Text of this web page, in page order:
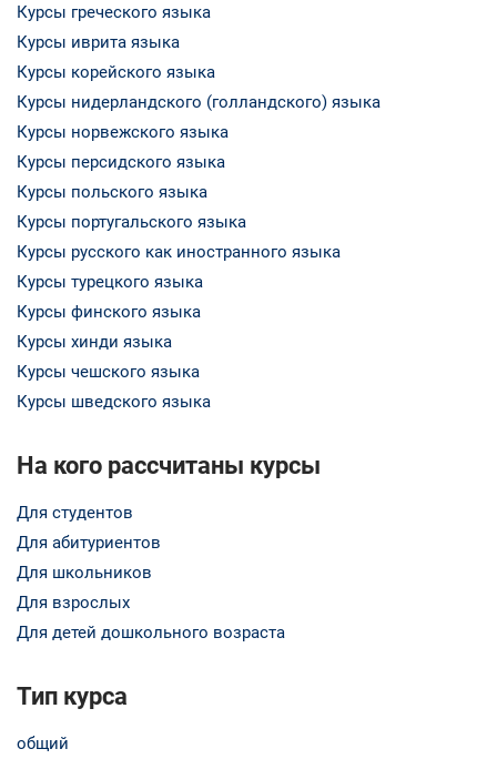
Курсы греческого языка
Курсы иврита языка
Курсы корейского языка
Курсы нидерландского (голландского) языка
Курсы норвежского языка
Курсы персидского языка
Курсы польского языка
Курсы португальского языка
Курсы русского как иностранного языка
Курсы турецкого языка
Курсы финского языка
Курсы хинди языка
Курсы чешского языка
Курсы шведского языка
На кого рассчитаны курсы
Для студентов
Для абитуриентов
Для школьников
Для взрослых
Для детей дошкольного возраста
Тип курса
общий